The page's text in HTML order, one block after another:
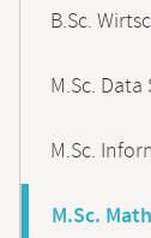
B.Sc.
M.Sc. Data
M.Sc.
M.Sc.